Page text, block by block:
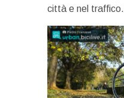
città e nel traffico.